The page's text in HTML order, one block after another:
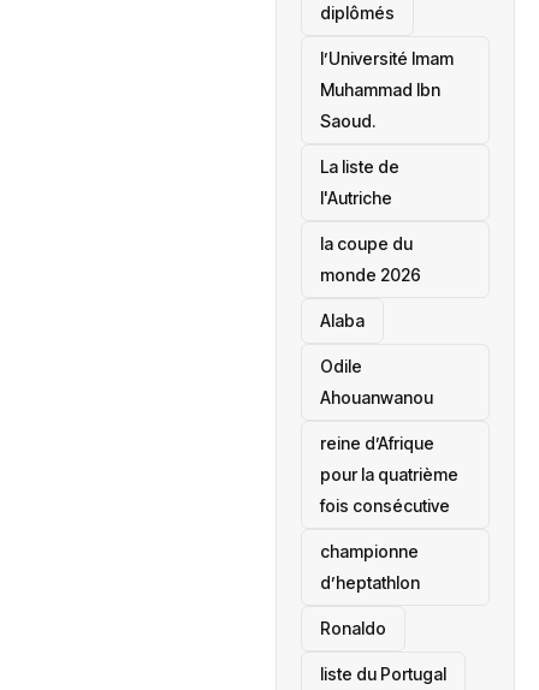
diplômés
l’Université Imam
Muhammad Ibn
Saoud.
‎La liste de
l'Autriche
la coupe du
monde 2026
Alaba
Odile
Ahouanwanou
reine d’Afrique
pour la quatrième
fois consécutive
championne
d’heptathlon
Ronaldo
liste du Portugal